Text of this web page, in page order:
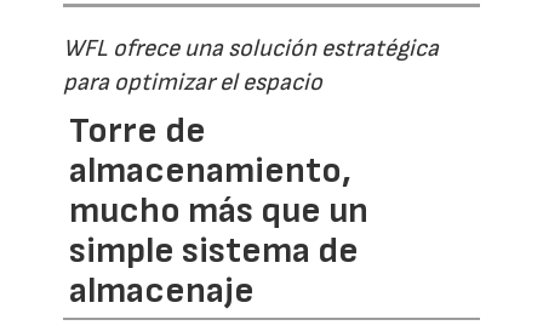
WFL ofrece una solución estratégica
para optimizar el espacio
Torre de
almacenamiento,
mucho más que un
simple sistema de
almacenaje